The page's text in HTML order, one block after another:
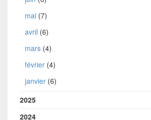
mai (7)
avril (6)
mars (4)
février (4)
janvier (6)
2025
2024